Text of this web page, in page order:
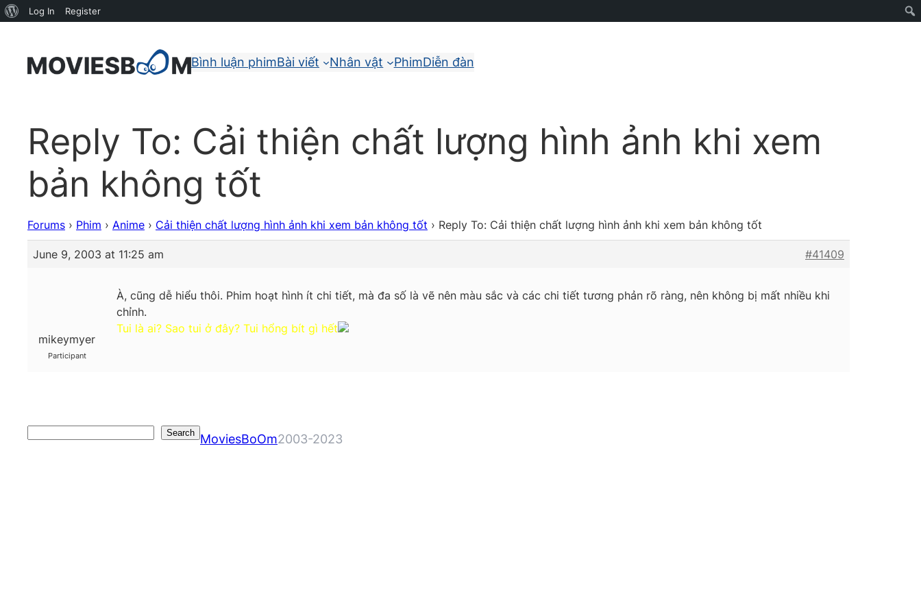
Bình luận phimBài viết Nhân vật PhimDiễn đàn
Reply To: Cải thiện chất lượng hình ảnh khi xem
bản không tốt
Forums › Phim › Anime › Cải thiện chất lượng hình ảnh khi xem bản không tốt › Reply To: Cải thiện chất lượng hình ảnh khi xem bản không tốt
June 9, 2003 at 11:25 am #41409
mikeymyer
Participant
À, cũng dễ hiểu thôi. Phim hoạt hình ít chi tiết, mà đa số là vẽ nên màu sắc và các chi tiết tương phản rõ ràng, nên không bị mất nhiều khi
chỉnh.
Tui là ai? Sao tui ở đây? Tui hổng bít gì hết
Search MoviesBoOm2003-2023
About
Log In Register